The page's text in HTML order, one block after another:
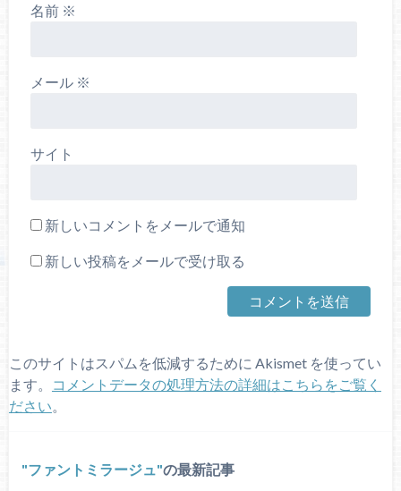
名前 ※
メール ※
サイト
新しいコメントをメールで通知
新しい投稿をメールで受け取る
このサイトはスパムを低減するために Akismet を使ってい
ます。
コメントデータの処理方法の詳細はこちらをご覧く
ださい
ファントミラージュ の最新記事